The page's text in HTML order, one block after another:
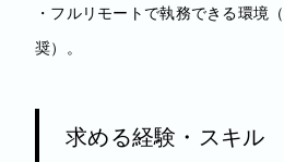
・フルリモートで執務できる環境
奨）。
求める経験・スキル